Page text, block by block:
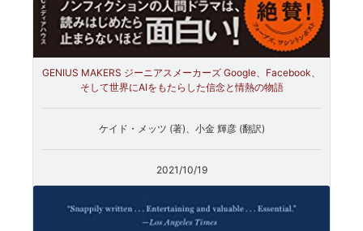
GENIUS MAKERS ジーニアスメーカーズ Google、Facebook、
そして世界にAIをもたらした信念と情熱の物語
ケイド・メッツ (著)、小金 輝彦 (翻訳)
2021/10/19